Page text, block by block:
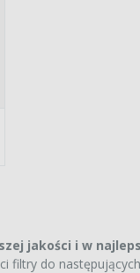
jakości i w
filtry do